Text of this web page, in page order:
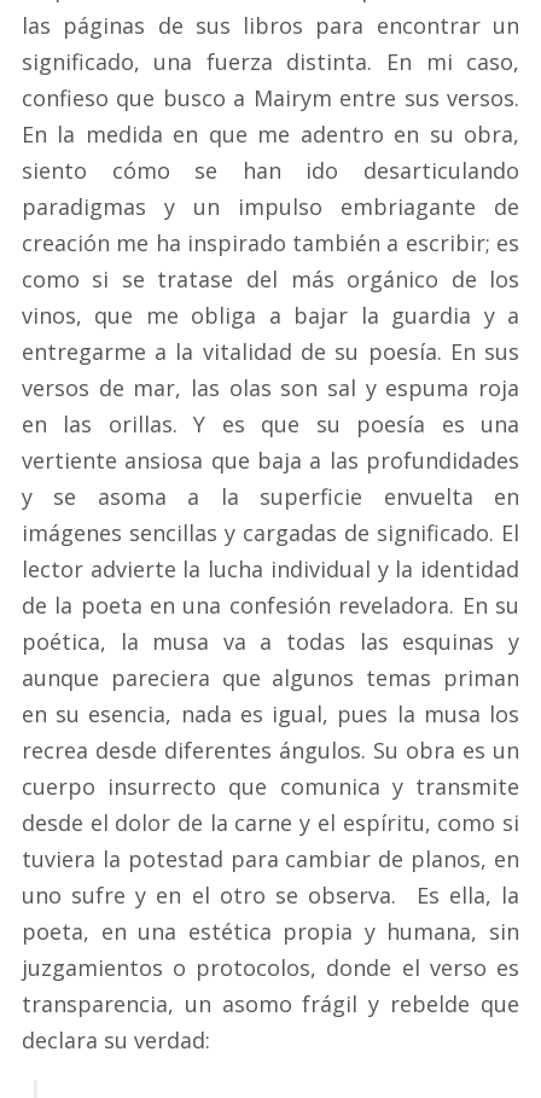
las páginas de sus libros para encontrar un
significado, una fuerza distinta. En mi caso,
confieso que busco a Mairym entre sus versos.
En la medida en que me adentro en su obra,
siento cómo se han ido desarticulando
paradigmas y un impulso embriagante de
creación me ha inspirado también a escribir; es
como si se tratase del más orgánico de los
vinos, que me obliga a bajar la guardia y a
entregarme a la vitalidad de su poesía. En sus
versos de mar, las olas son sal y espuma roja
en las orillas. Y es que su poesía es una
vertiente ansiosa que baja a las profundidades
y se asoma a la superficie envuelta en
imágenes sencillas y cargadas de significado. El
lector advierte la lucha individual y la identidad
de la poeta en una confesión reveladora. En su
poética, la musa va a todas las esquinas y
aunque pareciera que algunos temas priman
en su esencia, nada es igual, pues la musa los
recrea desde diferentes ángulos. Su obra es un
cuerpo insurrecto que comunica y transmite
desde el dolor de la carne y el espíritu, como si
tuviera la potestad para cambiar de planos, en
uno sufre y en el otro se observa. Es ella, la
poeta, en una estética propia y humana, sin
juzgamientos o protocolos, donde el verso es
transparencia, un asomo frágil y rebelde que
declara su verdad: